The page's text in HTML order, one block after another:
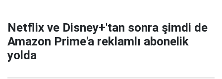
Netflix ve Disney+'tan sonra şimdi de
Amazon Prime'a reklamlı abonelik
yolda